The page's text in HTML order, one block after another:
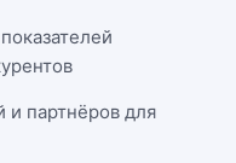
и партнёров для